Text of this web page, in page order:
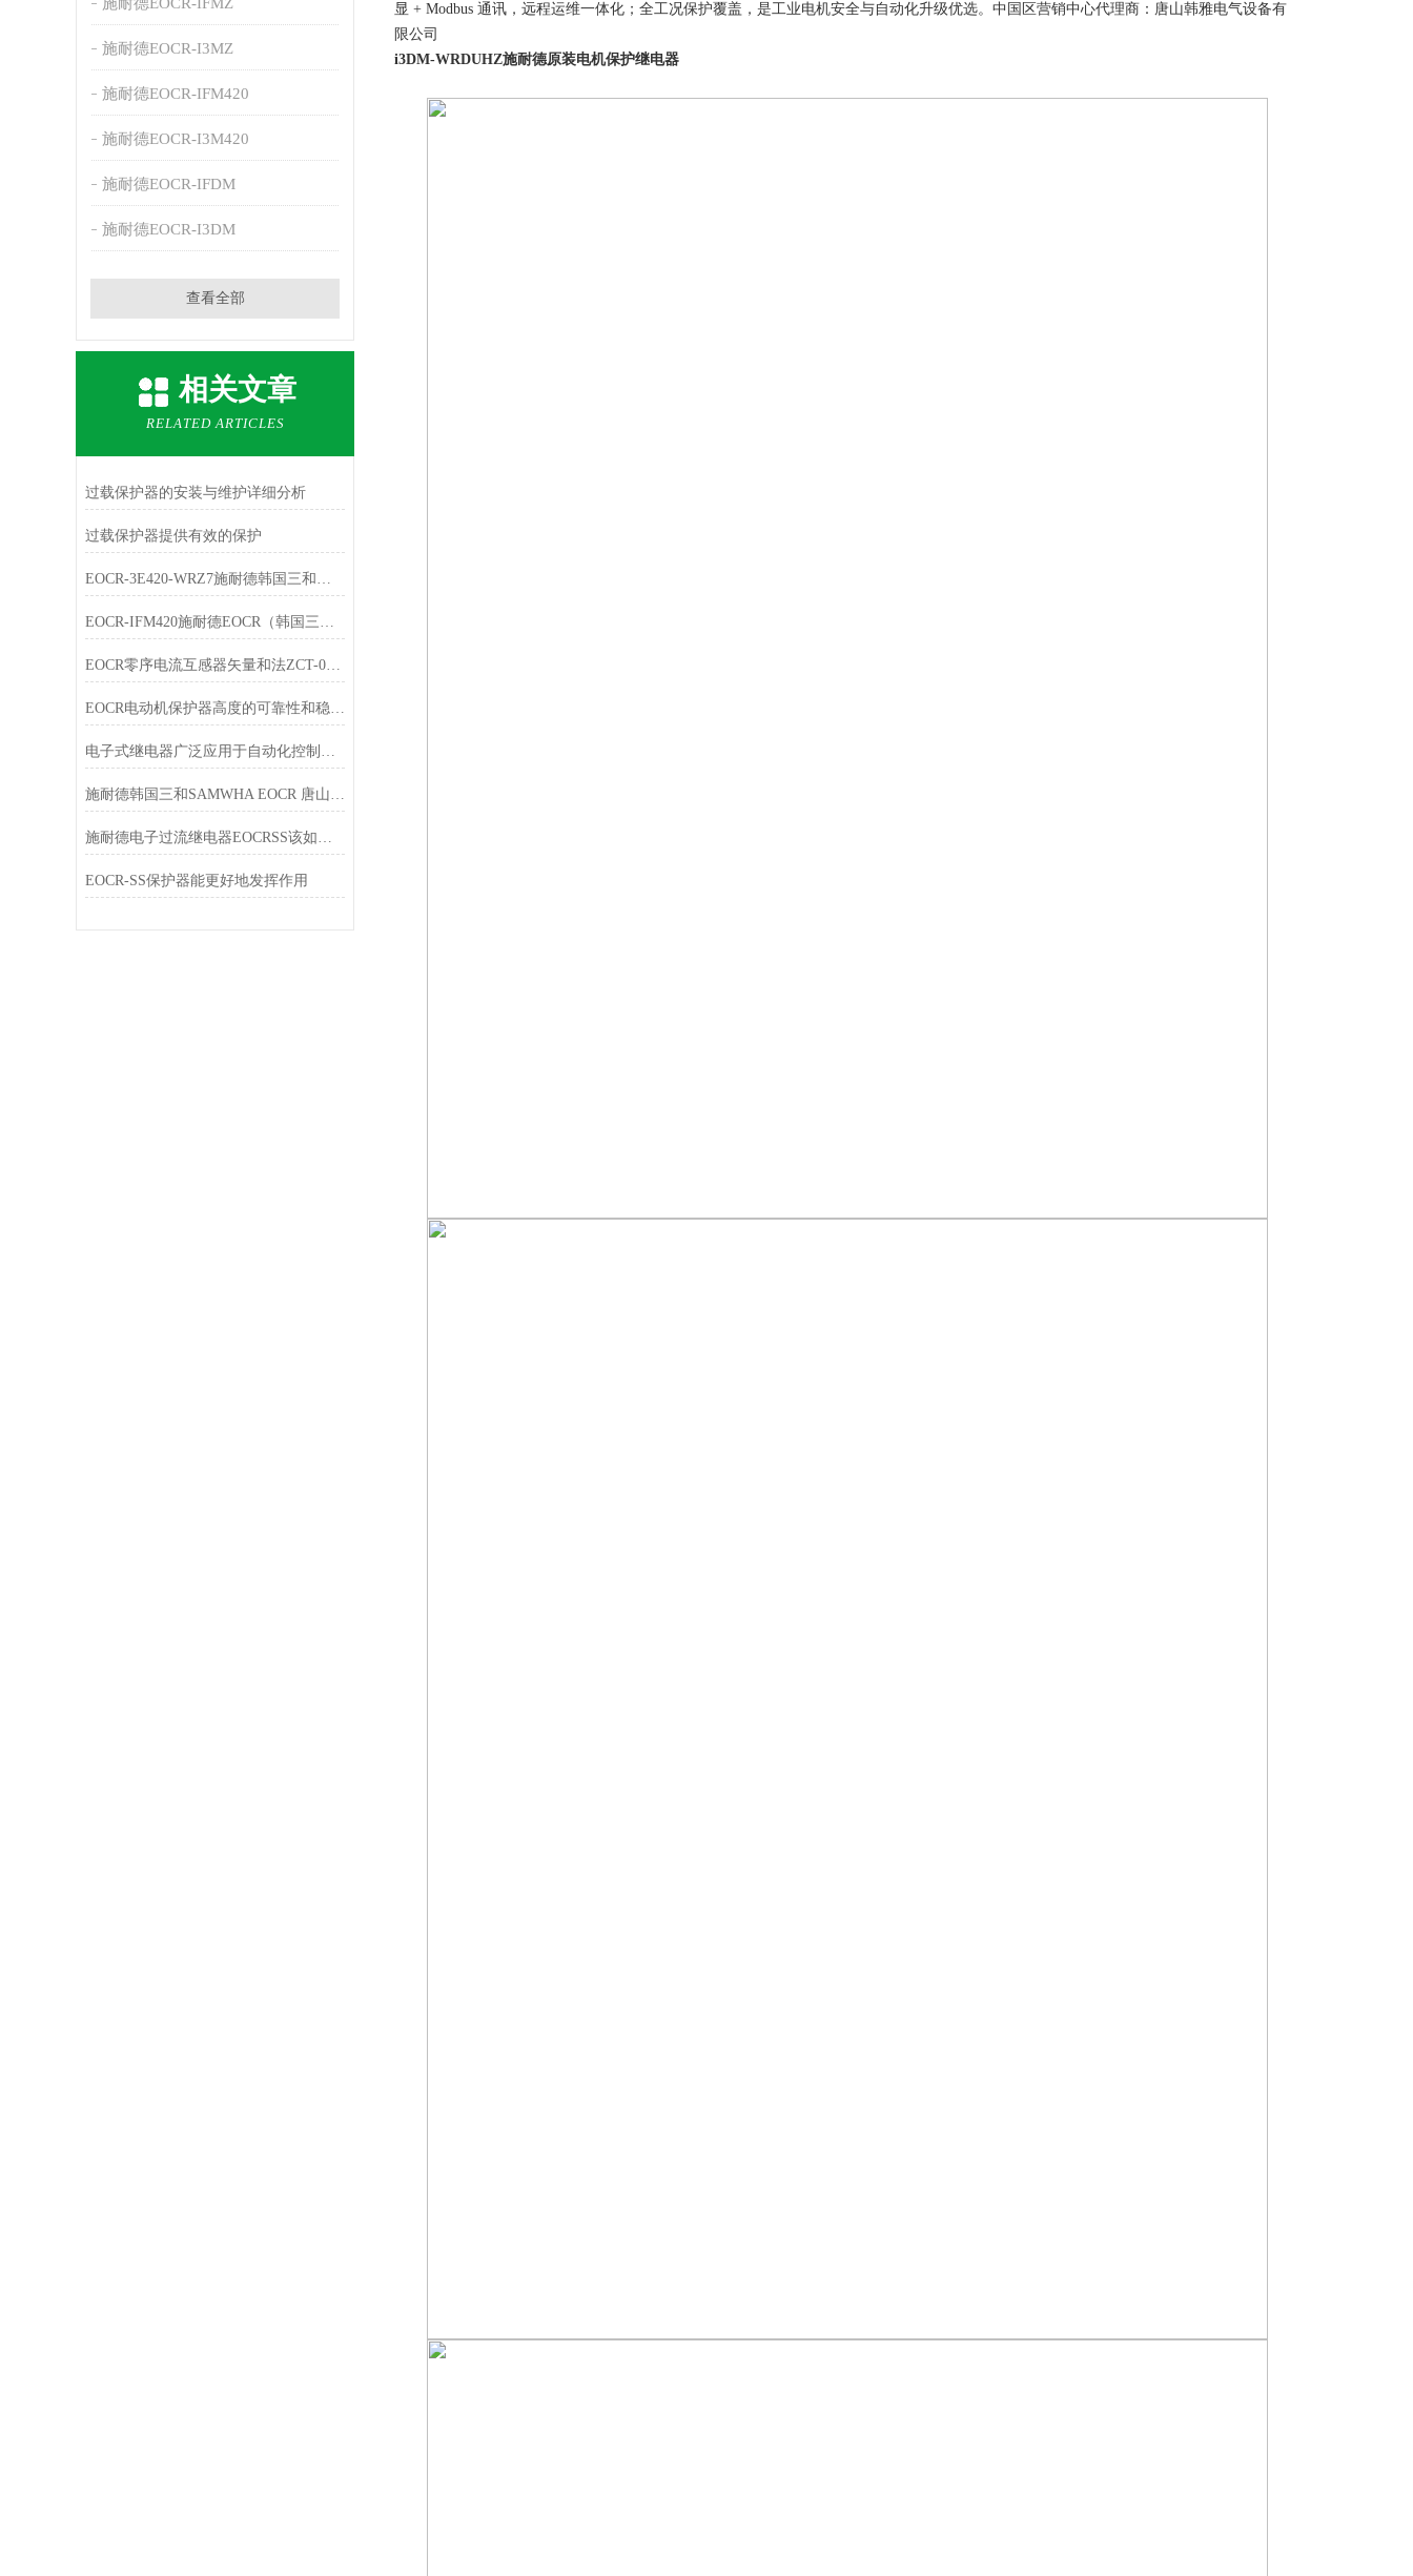
施耐德EOCR-I3MZ
施耐德EOCR-IFM420
施耐德EOCR-I3M420
施耐德EOCR-IFDM
施耐德EOCR-I3DM
查看全部
相关文章
RELATED ARTICLES
过载保护器的安装与维护详细分析
过载保护器提供有效的保护
EOCR-3E420-WRZ7施耐德韩国三和电机综合保护器全景
EOCR-IFM420施耐德EOCR（韩国三和）电子式继电器
EOCR零序电流互感器矢量和法ZCT-035/080/120
EOCR电动机保护器高度的可靠性和稳定性
电子式继电器广泛应用于自动化控制电路中
施耐德韩国三和SAMWHA EOCR 唐山韩雅电气五一放假通知
施耐德电子过流继电器EOCRSS该如何使用？
EOCR-SS保护器能更好地发挥作用
显 + Modbus 通讯，远程运维一体化；全工况保护覆盖，是工业电机安全与自动化升级优选。中国区营销中心代理商：唐山韩雅电气设备有
限公司
i3DM-WRDUHZ施耐德原装电机保护继电器